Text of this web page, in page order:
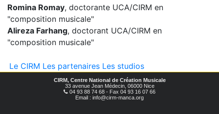
Romina Romay, doctorante UCA/CIRM en
"composition musicale"
Alireza Farhang, doctorant UCA/CIRM en
"composition musicale"
Le CIRM Les partenaires Les studios
CIRM, Centre National de Création Musicale
33 avenue Jean Médecin, 06000 Nice
04 93 88 74 68 - Fax 04 93 16 07 66
Email : info@cirm-manca.org